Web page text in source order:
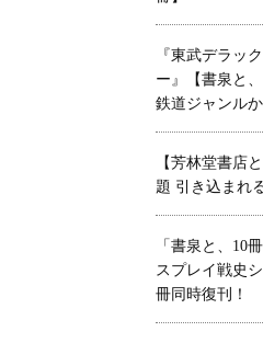
『東武デラッ
ー』【書泉と
鉄道ジャンルか
【芳林堂書店
題 引き込まれ
「書泉と、10
スプレイ戦史
冊同時復刊！